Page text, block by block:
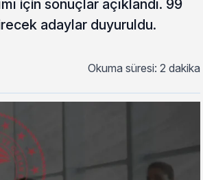
için sonuçlar açıklandı. 99
adaylar duyuruldu.
Okuma süresi: 2 dakika